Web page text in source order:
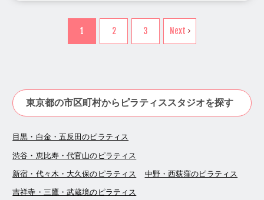
1 2 3 Next
東京都の市区町村からピラティススタジオを探す
目黒・白金・五反田のピラティス
渋谷・恵比寿・代官山のピラティス
新宿・代々木・大久保のピラティス 中野・西荻窪のピラティス
吉祥寺・三鷹・武蔵境のピラティス